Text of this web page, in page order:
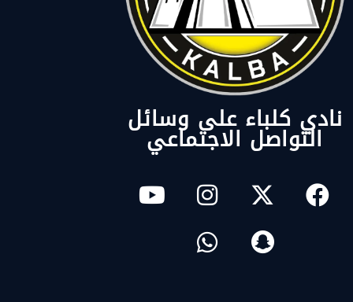
نادي كلباء على وسائل
التواصل الاجتماعي